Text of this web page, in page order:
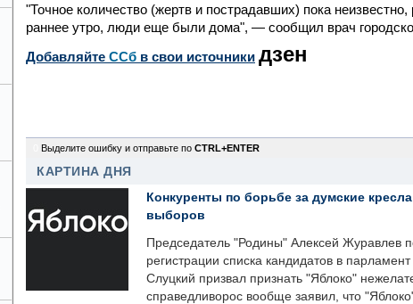
"Точное количество (жертв и пострадавших) пока
раннее утро, люди еще были дома", — сообщил врач
Добавляйте CСб в свои источники дзен
Выделите ошибку и отправьте по CTRL+ENTER
КАРТИНА ДНЯ
Конкуренты по борьбе за думские
выборов
Председатель "Родины" Алексей Журавлев
регистрации списка кандидатов в
Слуцкий призвал признать "Яблоко"
справедливорос вообще заявил, что